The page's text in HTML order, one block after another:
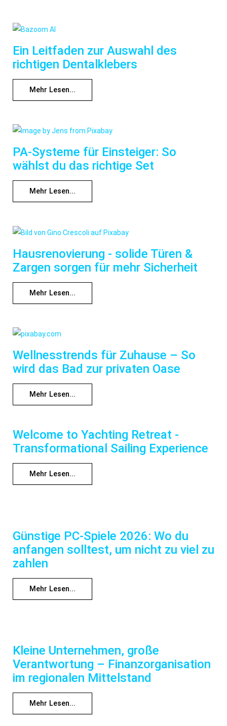
Ein Leitfaden zur Auswahl des
richtigen Dentalklebers
Mehr Lesen...
PA-Systeme für Einsteiger: So
wählst du das richtige Set
Mehr Lesen...
Hausrenovierung - solide Türen &
Zargen sorgen für mehr Sicherheit
Mehr Lesen...
Wellnesstrends für Zuhause – So
wird das Bad zur privaten Oase
Mehr Lesen...
Welcome to Yachting Retreat -
Transformational Sailing Experience
Mehr Lesen...
Günstige PC-Spiele 2026: Wo du
anfangen solltest, um nicht zu viel zu
zahlen
Mehr Lesen...
Kleine Unternehmen, große
Verantwortung – Finanzorganisation
im regionalen Mittelstand
Mehr Lesen...